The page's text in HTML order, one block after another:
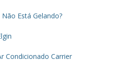
Está Gelando?
Condicionado Carrier